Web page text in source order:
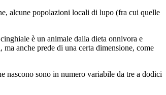
alcune popolazioni locali di lupo (fra cui quelle
è un animale dalla dieta onnivora e
anche prede di una certa dimensione, come
nascono sono in numero variabile da tre a dodici